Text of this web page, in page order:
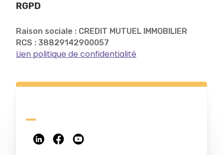
RGPD
Raison sociale : CREDIT MUTUEL IMMOBILIER
RCS : 38829142900057
Lien politique de confidentialité